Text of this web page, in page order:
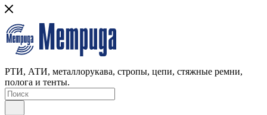
РТИ, АТИ, металлорукава, стропы, цепи, стяжные ремни,
полога и тенты.